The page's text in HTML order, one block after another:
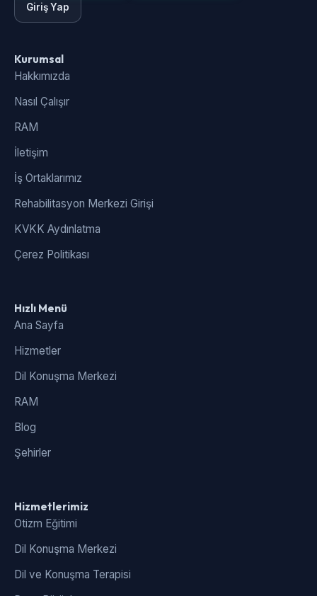
Giriş Yap
Kurumsal
Hakkımızda
Nasıl Çalışır
RAM
İletişim
İş Ortaklarımız
Rehabilitasyon Merkezi Girişi
KVKK Aydınlatma
Çerez Politikası
Hızlı Menü
Ana Sayfa
Hizmetler
Dil Konuşma Merkezi
RAM
Blog
Şehirler
Hizmetlerimiz
Otizm Eğitimi
Dil Konuşma Merkezi
Dil ve Konuşma Terapisi